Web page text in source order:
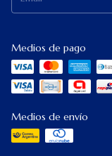
Medios de pago
Medios de envío